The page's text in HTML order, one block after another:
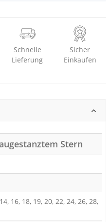
Schnelle
Lieferung
Sicher
Einkaufen
Stern
16, 18, 19, 20, 22, 24, 26, 28,